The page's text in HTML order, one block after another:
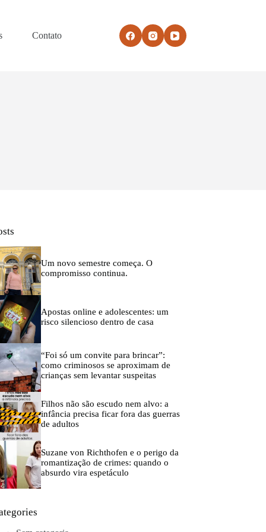
Contato
Um novo semestre começa. O
compromisso continua.
Apostas online e adolescentes: um
risco silencioso dentro de casa
“Foi só um convite para brincar”:
como criminosos se aproximam de
crianças sem levantar suspeitas
Filhos não são escudo nem alvo: a
infância precisa ficar fora das guerras
de adultos
Suzane von Richthofen e o perigo da
romantização de crimes: quando o
absurdo vira espetáculo